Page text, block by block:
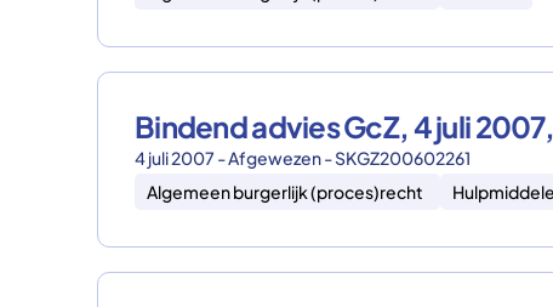
Bindend advies GcZ, 4 juli
4 juli 2007 - Afgewezen - SKGZ200602261
Algemeen burgerlijk (proces)recht